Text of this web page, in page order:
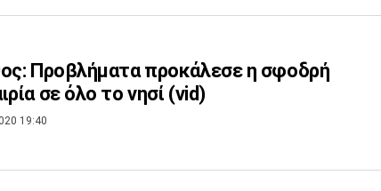
Προβλήματα προκάλεσε η σφοδρή
σε όλο το νησί (vid)
19:40